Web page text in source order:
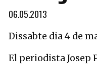
06.05.2013
Dissabte dia 4 de
El periodista Josep